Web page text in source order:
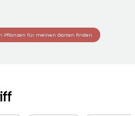
Pflanzen für meinen Garten finden